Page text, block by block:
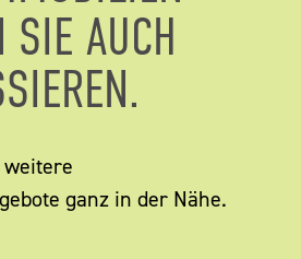
SIE AUCH
ganz in der Nähe.